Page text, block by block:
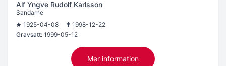
Alf Yngve Rudolf Karlsson
Sandarne
1925-04-08
1998-12-22
Gravsatt: 1999-05-12
Mer information